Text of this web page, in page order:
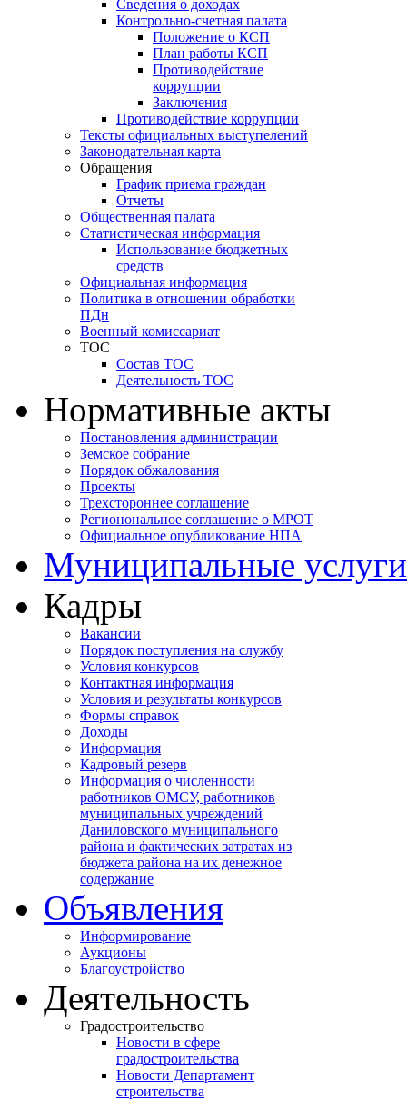
Сведения о доходах
Контрольно-счетная палата
Положение о КСП
План работы КСП
Противодействие
коррупции
Заключения
Противодействие коррупции
Тексты официальных выступелений
Законодательная карта
Обращения
График приема граждан
Отчеты
Общественная палата
Статистическая информация
Использование бюджетных
средств
Официальная информация
Политика в отношении обработки
ПДн
Военный комиссариат
ТОС
Состав ТОС
Деятельность ТОС
Нормативные акты
Постановления администрации
Земское собрание
Порядок обжалования
Проекты
Трехстороннее соглашение
Регионональное соглашение о МРОТ
Официальное опубликование НПА
Муниципальные услуги
Кадры
Вакансии
Порядок поступления на службу
Условия конкурсов
Контактная информация
Условия и результаты конкурсов
Формы справок
Доходы
Информация
Кадровый резерв
Информация о численности
работников ОМСУ, работников
муниципальных учреждений
Даниловского муниципального
района и фактических затратах из
бюджета района на их денежное
содержание
Объявления
Информирование
Аукционы
Благоустройство
Деятельность
Градостроительство
Новости в сфере
градостроительства
Новости Департамент
строительства